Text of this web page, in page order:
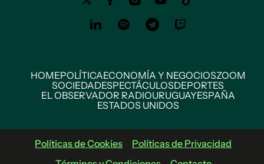
HOMEPOLÍTICAECONOMÍA Y NEGOCIOSZOOM
SOCIEDADESPECTÁCULOSDEPORTES
EL OBSERVADOR RADIOURUGUAYESPAÑA
ESTADOS UNIDOS
Políticas de Cookies
Políticas de Privacidad